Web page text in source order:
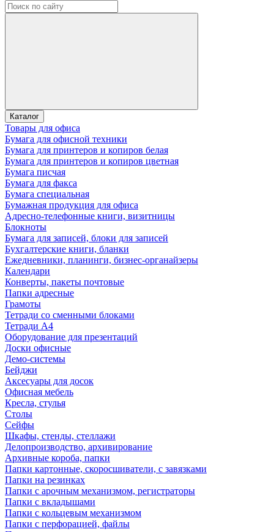
Каталог
Товары для офиса
Бумага для офисной техники
Бумага для принтеров и копиров белая
Бумага для принтеров и копиров цветная
Бумага писчая
Бумага для факса
Бумага специальная
Бумажная продукция для офиса
Адресно-телефонные книги, визитницы
Блокноты
Бумага для записей, блоки для записей
Бухгалтерские книги, бланки
Ежедневники, планинги, бизнес-органайзеры
Календари
Конверты, пакеты почтовые
Папки адресные
Грамоты
Тетради со сменными блоками
Тетради А4
Оборудование для презентаций
Доски офисные
Демо-системы
Бейджи
Аксесуары для досок
Офисная мебель
Кресла, стулья
Столы
Сейфы
Шкафы, стенды, стеллажи
Делопроизводство, архивирование
Архивные короба, папки
Папки картонные, скоросшиватели, с завязками
Папки на резинках
Папки с арочным механизмом, регистраторы
Папки с вкладышами
Папки с кольцевым механизмом
Папки с перфорацией, файлы